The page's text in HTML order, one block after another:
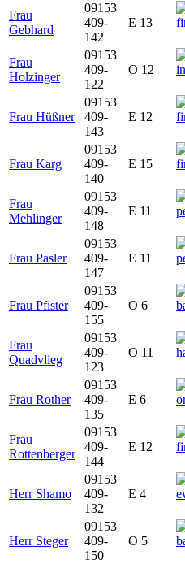
Frau
Gebhard
09153
409-
142
E 13
Frau
Holzinger
09153
409-
122
O 12
Frau Hüßner
09153
409-
143
E 12
Frau Karg
09153
409-
140
E 15
Frau
Mehlinger
09153
409-
148
E 11
Frau Pasler
09153
409-
147
E 11
Frau Pfister
09153
409-
155
O 6
Frau
Quadvlieg
09153
409-
123
O 11
Frau Rother
09153
409-
135
E 6
Frau
Rottenberger
09153
409-
144
E 12
Herr Shamo
09153
409-
132
E 4
Herr Steger
09153
409-
150
O 5